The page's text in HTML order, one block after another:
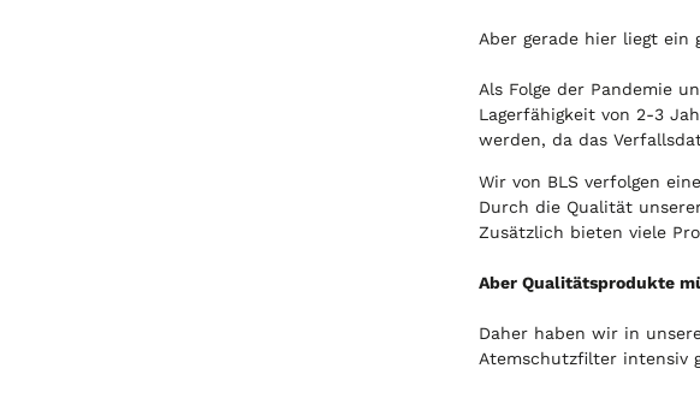
Aber gerade hier liegt ein
Als Folge der Pandemie
Lagerfähigkeit von 2-3
werden, da das
Wir von BLS verfolgen
Durch die Qualität
Zusätzlich bieten viele
Aber Qualitätsprodukte
Daher haben wir in
Atemschutzfilter intensiv